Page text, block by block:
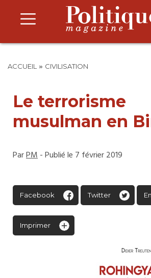
ACCUEIL » CIVILISATION
Le terrorisme
musulman en
ParPM- Publié le 7 février 2019
Facebook Twitter
Imprimer